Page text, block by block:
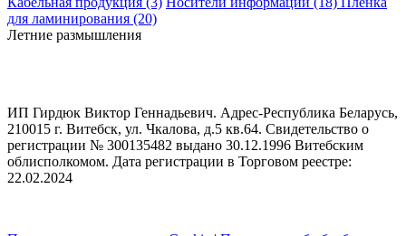
для ламинирования (20)
Летние размышления
ИП Гирдюк Виктор Геннадьевич. Адрес-Республика Беларусь,
210015 г. Витебск, ул. Чкалова, д.5 кв.64. Свидетельство о
регистрации № 300135482 выдано 30.12.1996 Витебским
облисполкомом. Дата регистрации в Торговом реестре:
22.02.2024